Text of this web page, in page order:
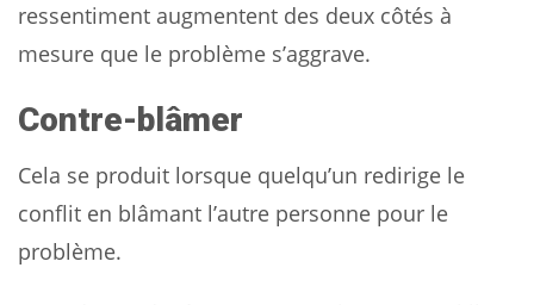
ressentiment augmentent des deux côtés à
mesure que le problème s’aggrave.
Contre-blâmer
Cela se produit lorsque quelqu’un redirige le
conflit en blâmant l’autre personne pour le
problème.